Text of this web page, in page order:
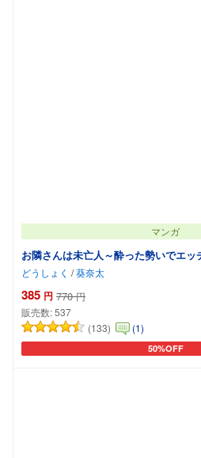
マンガ
お隣さんは未亡人～酔った勢いでエ
どうしょく /葵奈太
385 円 770 円
販売数:537
(133)
(1)
50%OFF
カートに追加